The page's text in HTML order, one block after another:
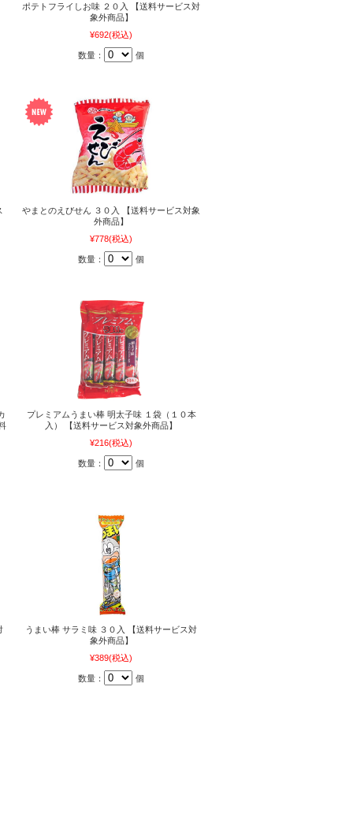
ポテトフライしお味 ２０入 【送料サービス対
象外商品】
¥692(税込)
数量： 個
やまとのえびせん ３０入 【送料サービス対象
外商品】
¥778(税込)
数量： 個
プレミアムうまい棒 明太子味 １袋（１０本
入） 【送料サービス対象外商品】
¥216(税込)
数量： 個
うまい棒 サラミ味 ３０入 【送料サービス対
象外商品】
¥389(税込)
数量： 個